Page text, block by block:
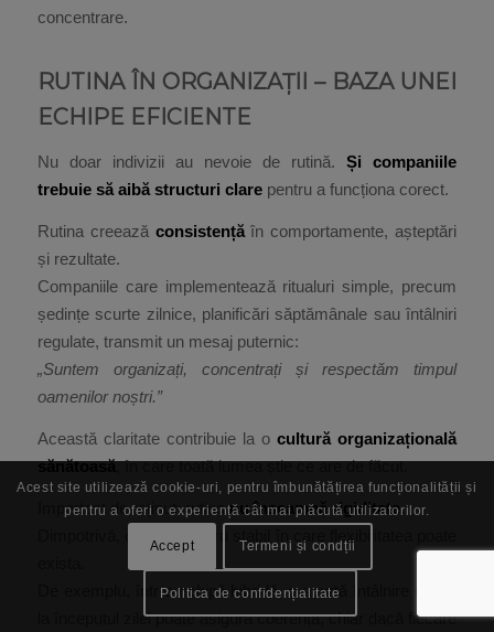
concentrare.
RUTINA ÎN ORGANIZAȚII – BAZA UNEI
ECHIPE EFICIENTE
Nu doar indivizii au nevoie de rutină.Și companiile
trebuie să aibă structuri clarepentru a funcționa corect.
Rutina creează consistențăîn comportamente, așteptări
și rezultate.
Companiile care implementează ritualuri simple, precum
ședințe scurte zilnice, planificări săptămânale sau întâlniri
regulate, transmit un mesaj puternic:
„Suntem organizați, concentrați și respectăm timpul
oamenilor noștri.”
Această claritate contribuie la ocultură organizațională
sănătoasă, în care toată lumea știe ce are de făcut.
Important de reținut: rutinanu înseamnă rigiditate.
De exemplu, într-o echipă hibridă, o scurtă întâlnire online
la începutul zilei poate asigura coerența, chiar dacă fiecare
Acest site utilizează cookie-uri, pentru îmbunătățirea funcționalității și
pentru a oferi o experiență cât mai plăcută utilizatorilor.
Accept Termeni și condții
Politica de confidențialitate